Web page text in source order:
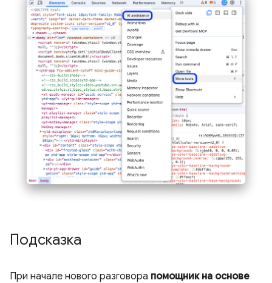
Подсказка
При начале нового разговора помощник на основе